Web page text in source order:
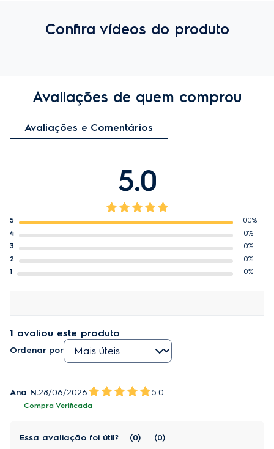
Confira vídeos do produto
Avaliações de quem comprou
Avaliações e Comentários
5.0
5
100%
4
0%
3
0%
2
0%
1
0%
1 avaliou este produto
Ordenar por
Ana N.28/06/2026 5.0
Compra Verificada
Essa avaliação foi útil? 0 0